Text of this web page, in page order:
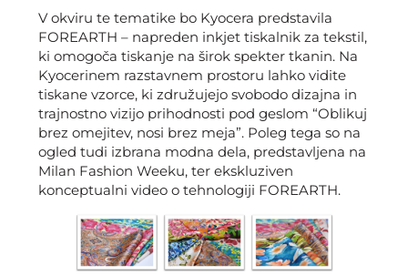
V okviru te tematike bo Kyocera predstavila
FOREARTH – napreden inkjet tiskalnik za tekstil,
ki omogoča tiskanje na širok spekter tkanin. Na
Kyocerinem razstavnem prostoru lahko vidite
tiskane vzorce, ki združujejo svobodo dizajna in
trajnostno vizijo prihodnosti pod geslom “Oblikuj
brez omejitev, nosi brez meja”. Poleg tega so na
ogled tudi izbrana modna dela, predstavljena na
Milan Fashion Weeku, ter ekskluziven
konceptualni video o tehnologiji FOREARTH.